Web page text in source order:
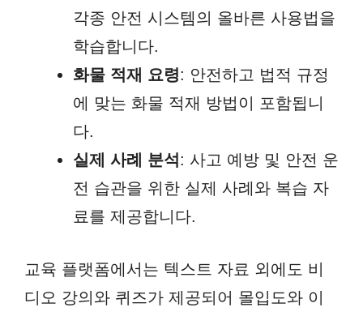
각종 안전 시스템의 올바른 사용법을
학습합니다.
화물 적재 요령: 안전하고 법적 규정
에 맞는 화물 적재 방법이 포함됩니
다.
실제 사례 분석: 사고 예방 및 안전 운
전 습관을 위한 실제 사례와 복습 자
료를 제공합니다.
교육 플랫폼에서는 텍스트 자료 외에도 비
디오 강의와 퀴즈가 제공되어 몰입도와 이